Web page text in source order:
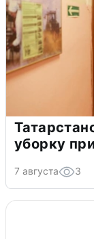
уборку
7 августа 3